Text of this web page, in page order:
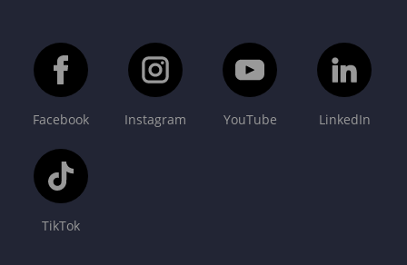
Facebook Instagram YouTube LinkedIn
TikTok